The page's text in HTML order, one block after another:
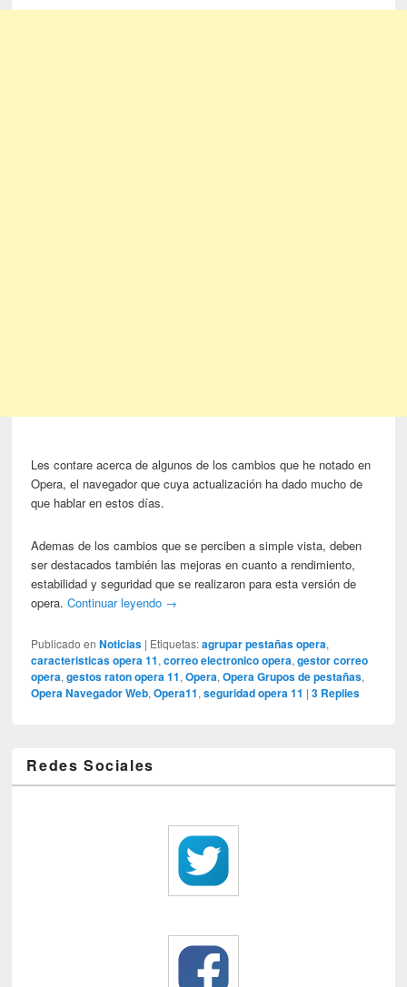
Les contare acerca de algunos de los cambios que he notado en
Opera, el navegador que cuya actualización ha dado mucho de
que hablar en estos días.
Ademas de los cambios que se perciben a simple vista, deben
ser destacados también las mejoras en cuanto a rendimiento,
estabilidad y seguridad que se realizaron para esta versión de
opera.Continuar leyendo →
Publicado en Noticias | Etiquetas: agrupar pestañas opera,
caracteristicas opera 11,correo electronico opera,gestor correo
opera,gestos raton opera 11,Opera,Opera Grupos de pestañas,
Opera Navegador Web,Opera11,seguridad opera 11 |3 Replies
Redes Sociales